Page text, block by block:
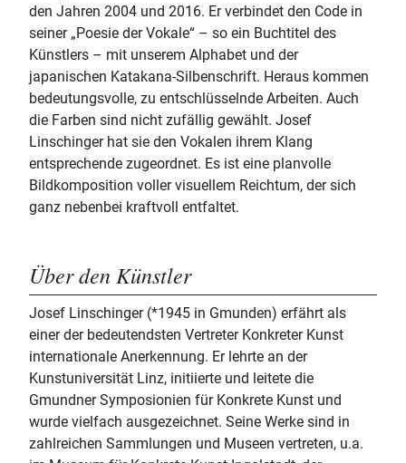
den Jahren 2004 und 2016. Er verbindet den Code in
seiner „Poesie der Vokale“ – so ein Buchtitel des
Künstlers – mit unserem Alphabet und der
japanischen Katakana-Silbenschrift. Heraus kommen
bedeutungsvolle, zu entschlüsselnde Arbeiten. Auch
die Farben sind nicht zufällig gewählt. Josef
Linschinger hat sie den Vokalen ihrem Klang
entsprechende zugeordnet. Es ist eine planvolle
Bildkomposition voller visuellem Reichtum, der sich
ganz nebenbei kraftvoll entfaltet.
Über den Künstler
Josef Linschinger (*1945 in Gmunden) erfährt als
einer der bedeutendsten Vertreter Konkreter Kunst
internationale Anerkennung. Er lehrte an der
Kunstuniversität Linz, initiierte und leitete die
Gmundner Symposionien für Konkrete Kunst und
wurde vielfach ausgezeichnet. Seine Werke sind in
zahlreichen Sammlungen und Museen vertreten, u.a.